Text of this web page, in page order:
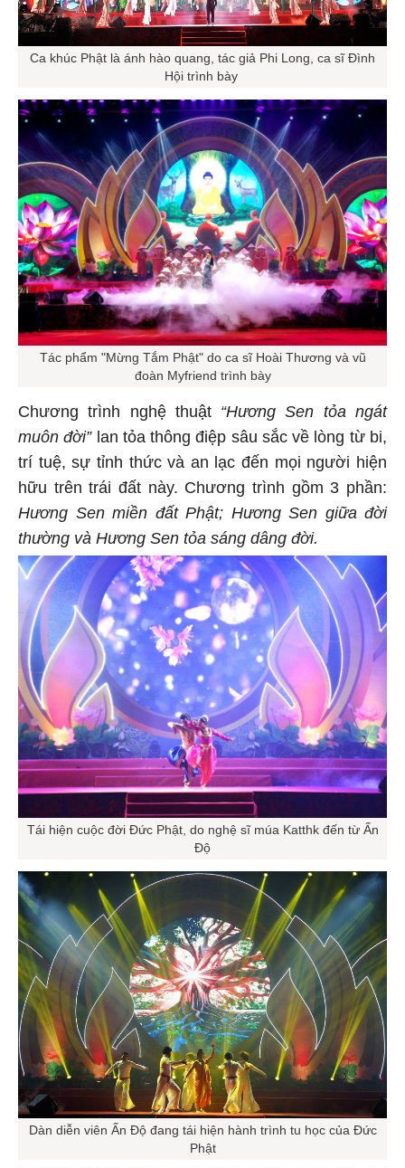
Ca khúc Phật là ánh hào quang, tác giả Phi Long, ca sĩ Đình
Hội trình bày
Tác phẩm "Mừng Tắm Phật" do ca sĩ Hoài Thương và vũ
đoàn Myfriend trình bày
Chương trình nghệ thuật “Hương Sen tỏa ngát
muôn đời” lan tỏa thông điệp sâu sắc về lòng từ bi,
trí tuệ, sự tỉnh thức và an lạc đến mọi người hiện
hữu trên trái đất này. Chương trình gồm 3 phần:
Hương Sen miền đất Phật; Hương Sen giữa đời
thường và Hương Sen tỏa sáng dâng đời.
Tái hiện cuộc đời Đức Phật, do nghệ sĩ múa Katthk đến từ Ấn
Độ
Dàn diễn viên Ấn Độ đang tái hiện hành trình tu học của Đức
Phật